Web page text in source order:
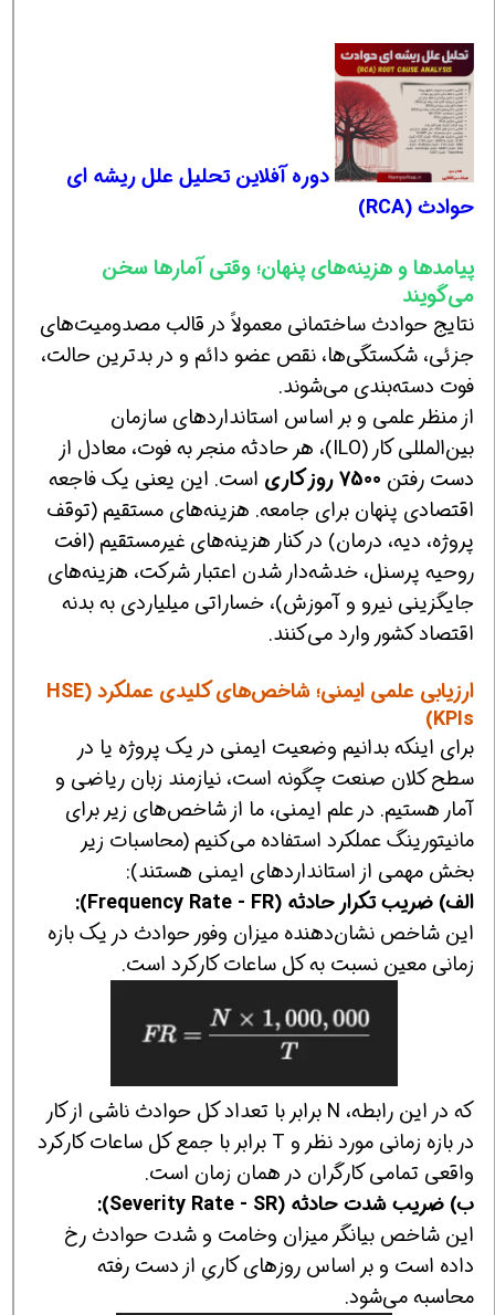
دوره آفلاین تحلیل علل ریشه ای
حوادث (RCA)
پیامدها و هزینه‌های پنهان؛ وقتی آمارها سخن
می‌گویند
نتایج حوادث ساختمانی معمولاً در قالب مصدومیت‌های
جزئی، شکستگی‌ها، نقص عضو دائم و در بدترین حالت،
فوت دسته‌بندی می‌شوند.
از منظر علمی و بر اساس استانداردهای سازمان
بین‌المللی کار (ILO)، هر حادثه منجر به فوت، معادل از
دست رفتن 7500 روز کاری
است. این یعنی یک فاجعه
اقتصادی پنهان برای جامعه. هزینه‌های مستقیم (توقف
پروژه، دیه، درمان) در کنار هزینه‌های غیرمستقیم (افت
روحیه پرسنل، خدشه‌دار شدن اعتبار شرکت، هزینه‌های
جایگزینی نیرو و آموزش)، خساراتی میلیاردی به بدنه
اقتصاد کشور وارد می‌کنند.
ارزیابی علمی ایمنی؛ شاخص‌های کلیدی عملکرد (HSE
KPIs)
برای اینکه بدانیم وضعیت ایمنی در یک پروژه یا در
سطح کلان صنعت چگونه است، نیازمند زبان ریاضی و
آمار هستیم. در علم ایمنی، ما از شاخص‌های زیر برای
مانیتورینگ عملکرد استفاده می‌کنیم (محاسبات زیر
بخش مهمی از استانداردهای ایمنی هستند):
الف) ضریب تکرار حادثه (Frequency Rate - FR):
این شاخص نشان‌دهنده میزان وفور حوادث در یک بازه
زمانی معین نسبت به کل ساعات کارکرد است.
که در این رابطه، N برابر با تعداد کل حوادث ناشی از کار
در بازه زمانی مورد نظر و T برابر با جمع کل ساعات کارکرد
واقعی تمامی کارگران در همان زمان است.
ب) ضریب شدت حادثه (Severity Rate - SR):
این شاخص بیانگر میزان وخامت و شدت حوادث رخ
داده است و بر اساس روزهای کاریِ از دست رفته
محاسبه می‌شود.